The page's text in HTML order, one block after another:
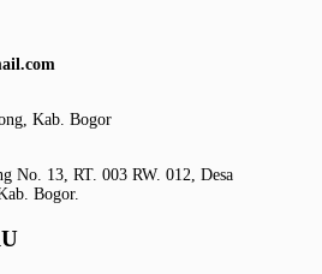
Kab. Bogor
No. 13, RT. 003 RW. 012, Desa
Bogor.